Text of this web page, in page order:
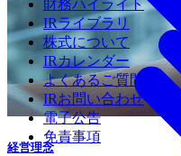
財務ハイライト
IRライブラリ
株式について
IRカレンダー
よくあるご質問
IRお問い合わせ
電子公告
免責事項
経営理念